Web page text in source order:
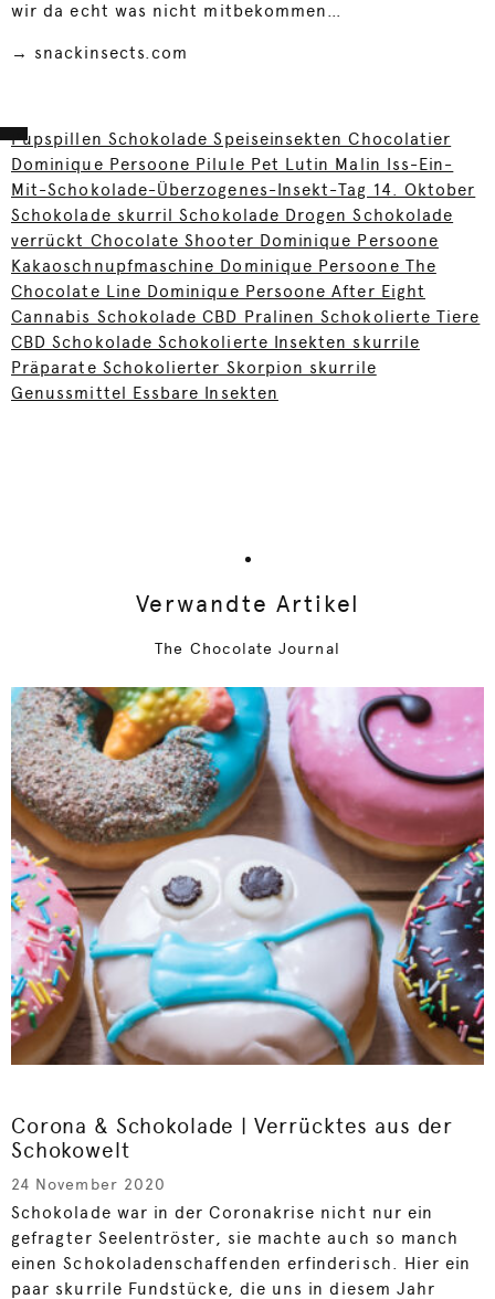
wir da echt was nicht mitbekommen…
→ snackinsects.com
Pupspillen Schokolade Speiseinsekten Chocolatier
Dominique Persoone Pilule Pet Lutin Malin Iss-Ein-
Mit-Schokolade-Überzogenes-Insekt-Tag 14. Oktober
Schokolade skurril Schokolade Drogen Schokolade
verrückt Chocolate Shooter Dominique Persoone
Kakaoschnupfmaschine Dominique Persoone The
Chocolate Line Dominique Persoone After Eight
Cannabis Schokolade CBD Pralinen Schokolierte Tiere
CBD Schokolade Schokolierte Insekten skurrile
Präparate Schokolierter Skorpion skurrile
Genussmittel Essbare Insekten
Verwandte Artikel
The Chocolate Journal
Corona & Schokolade | Verrücktes aus der
Schokowelt
24 November 2020
Schokolade war in der Coronakrise nicht nur ein
gefragter Seelentröster, sie machte auch so manch
einen Schokoladenschaffenden erfinderisch. Hier ein
paar skurrile Fundstücke, die uns in diesem Jahr